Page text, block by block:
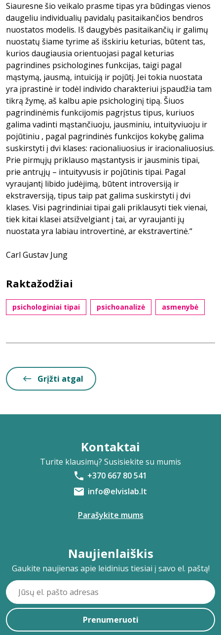
Siauresne šio veikalo prasme tipas yra būdingas vienos
daugeliu individualių pavidalų pasitaikančios bendros
nuostatos modelis. Iš daugybės pasitaikančių ir galimų
nuostatų šiame tyrime aš išskiriu keturias, būtent tas,
kurios daugiausia orientuojasi pagal keturias
pagrindines psichologines funkcijas, taigi pagal
mąstymą, jausmą, intuiciją ir pojūtį. Jei tokia nuostata
yra įprastinė ir todėl individo charakteriui įspaudžia tam
tikrą žymę, aš kalbu apie psichologinį tipą. Šiuos
pagrindinėmis funkcijomis pagrįstus tipus, kuriuos
galima vadinti mąstančiuoju, jausminiu, intuityviuoju ir
pojūtiniu , pagal pagrindinės funkcijos kokybę galima
suskirstyti į dvi klases: racionaliuosius ir iracionaliuosius.
Prie pirmųjų priklauso mąstantysis ir jausminis tipai,
prie antrųjų – intuityvusis ir pojūtinis tipai. Pagal
vyraujantį libido judėjimą, būtent introversiją ir
ekstraversiją, tipus taip pat galima suskirstyti į dvi
klases. Visi pagrindiniai tipai gali priklausyti tiek vienai,
tiek kitai klasei atsižvelgiant į tai, ar vyraujanti jų
nuostata yra labiau introvertinė, ar ekstravertinė.“
Carl Gustav Jung
Raktažodžiai
psichologiniai tipai psichoanalizė asmenybė
Grįžti atgal
Kontaktai
Turite klausimų? Susisiekite su mumis
+370 667 80 541
info@elvislab.lt
Parašykite mums
Naujienlaiškis
Gaukite naujienas apie leidinius tiesiai į savo el. paštą!
Prenumeruoti